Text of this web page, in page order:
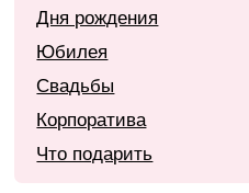
Дня рождения
Юбилея
Свадьбы
Корпоратива
Что подарить